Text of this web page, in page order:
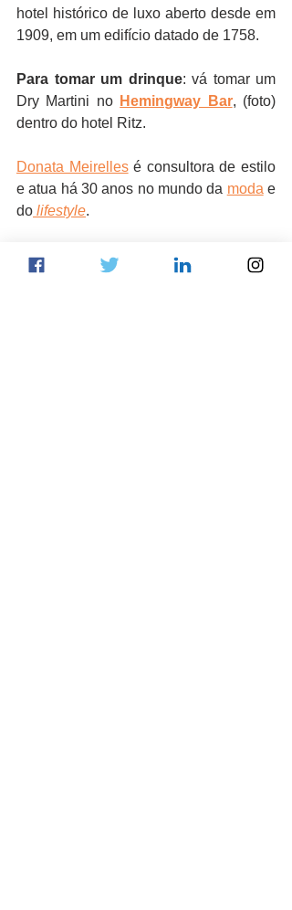
hotel histórico de luxo aberto desde em
1909, em um edifício datado de 1758.
Para tomar um drinque: vá tomar um
Dry Martini no Hemingway Bar, (foto)
dentro do hotel Ritz.
Donata Meirelles é consultora de estilo
e atua há 30 anos no mundo da moda e
do lifestyle.
lifestyle
Semana de Moda